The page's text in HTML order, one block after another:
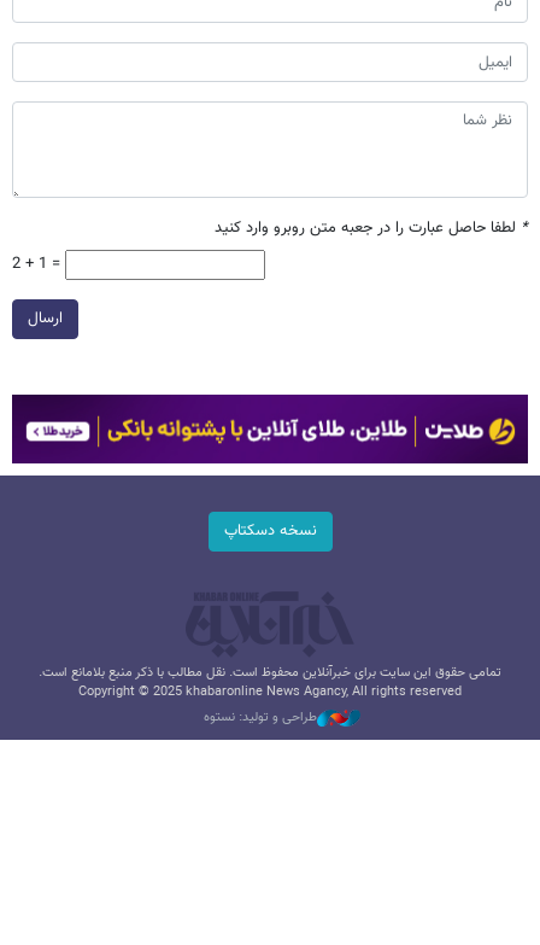
* لطفا حاصل عبارت را در جعبه متن روبرو وارد کنید
2 + 1 =
ارسال
نسخه دسکتاپ
تمامی حقوق این سایت برای خبرآنلاین محفوظ است. نقل مطالب با ذکر منبع بلامانع است.
Copyright © 2025 khabaronline News Agancy, All rights reserved
طراحی و تولید: نستوه